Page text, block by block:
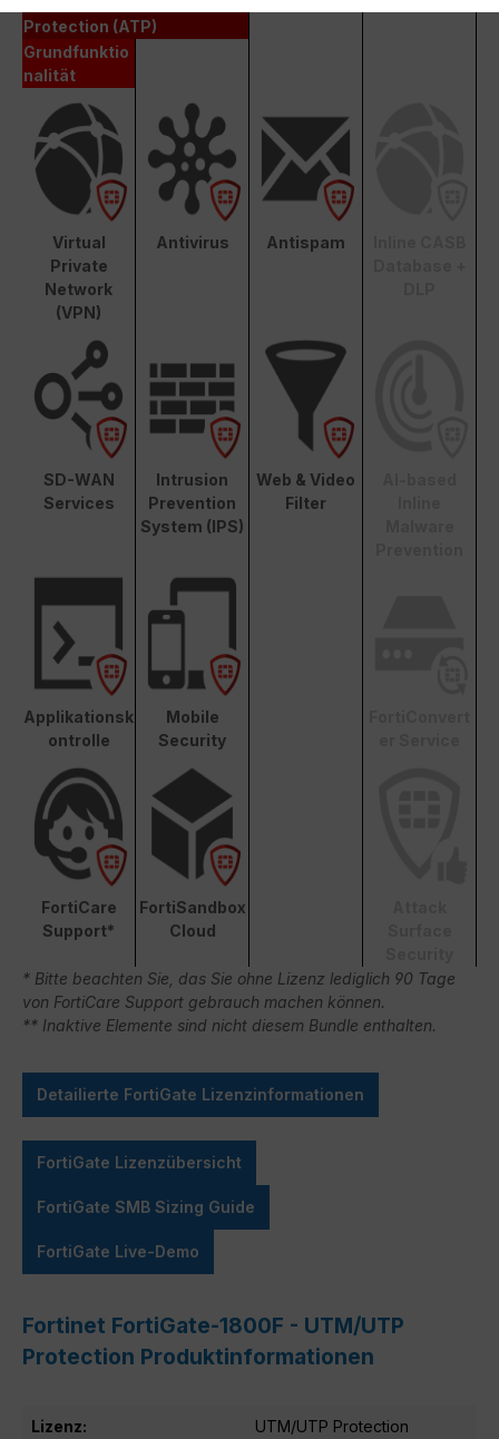
Protection (ATP)
Grundfunktio
nalität
Virtual
Private
Network
(VPN)
Antivirus Antispam
SD-WAN
Services
Intrusion
Prevention
System (IPS)
Web & Video
Filter
Applikationsk
ontrolle
Mobile
Security
FortiCare
Support*
FortiSandbox
Cloud
* Bitte beachten Sie, das Sie ohne Lizenz lediglich 90 Tage
von FortiCare Support gebrauch machen können.
** Inaktive Elemente sind nicht diesem Bundle enthalten.
Detailierte FortiGate Lizenzinformationen
FortiGate Lizenzübersicht
FortiGate SMB Sizing Guide
FortiGate Live-Demo
Fortinet FortiGate-1800F - UTM/UTP
Protection Produktinformationen
Lizenz: UTM/UTP Protection